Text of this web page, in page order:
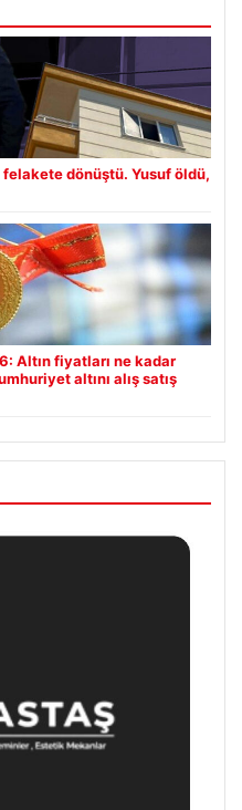
dönüştü. Yusuf öldü,
Altın fiyatları ne kadar
altını alış satış